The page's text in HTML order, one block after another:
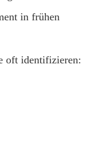
in frühen
oft identifizieren: